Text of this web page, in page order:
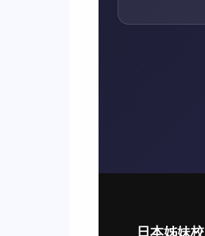
日本姊妹校